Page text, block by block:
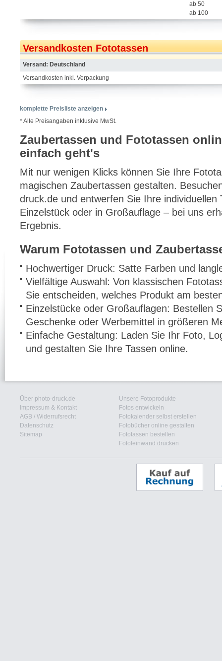
ab 50
ab 100
Versandkosten Fototassen
Versand: Deutschland
Versandkosten inkl. Verpackung
komplette Preisliste anzeigen
* Alle Preisangaben inklusive MwSt.
Zaubertassen und Fototassen
einfach geht's
Mit nur wenigen Klicks können Sie Ihre
magischen Zaubertassen gestalten.
druck.de und entwerfen Sie Ihre individuellen
Einzelstück oder in Großauflage – bei uns
Ergebnis.
Warum Fototassen und
Hochwertiger Druck: Satte Farben und
Vielfältige Auswahl: Von klassischen
Sie entscheiden, welches Produkt am
Einzelstücke oder Großauflagen: Bestellen
Geschenke oder Werbemittel in größeren
Einfache Gestaltung: Laden Sie Ihr Foto,
und gestalten Sie Ihre Tassen online.
Über photo-druck.de
Impressum & Kontakt
AGB / Widerrufsrecht
Datenschutz
Sitemap
Unsere Fotoprodukte
Fotos entwickeln
Fotokalender selbst erstellen
Fotobücher online gestalten
Fototassen bestellen
Fotoleinwand drucken